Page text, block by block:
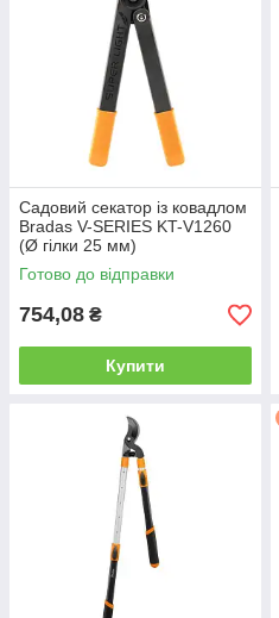
Садовий секатор із ковадлом
Bradas V-SERIES KT-V1260
(Ø гілки 25 мм)
Готово до відправки
754,08 ₴
Купити